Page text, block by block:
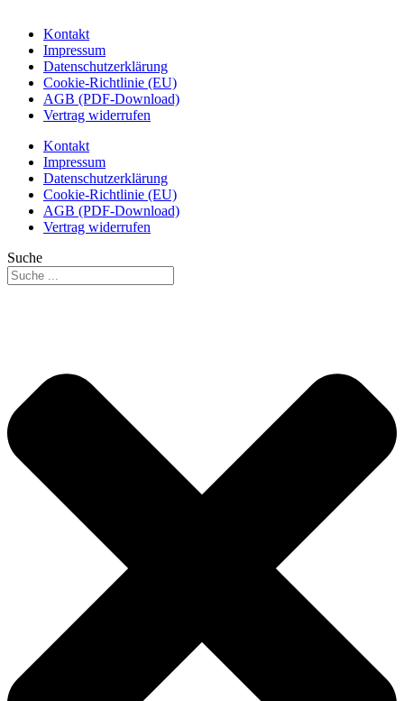
Kontakt
Impressum
Datenschutzerklärung
Cookie-Richtlinie (EU)
AGB (PDF-Download)
Vertrag widerrufen
Kontakt
Impressum
Datenschutzerklärung
Cookie-Richtlinie (EU)
AGB (PDF-Download)
Vertrag widerrufen
Suche